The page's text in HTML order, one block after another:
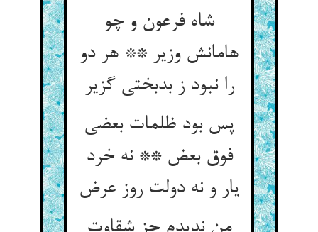
شاه فرعون و چو
هامانش وزیر ** هر دو
را نبود ز بدبختی گزیر
پس بود ظلمات بعضی
فوق بعض ** نه خرد
یار و نه دولت روز عرض